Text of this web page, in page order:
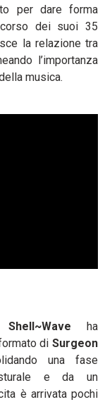
per dare forma
dei suoi 35
la relazione tra
l’importanza
musica.
Shell~Wave
ha
di Surgeon
una fase
e da un
è arrivata pochi